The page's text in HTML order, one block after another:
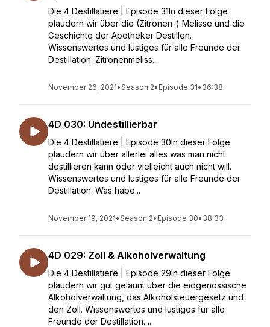
Die 4 Destillatiere | Episode 31In dieser Folge
plaudern wir über die (Zitronen-) Melisse und die
Geschichte der Apotheker Destillen.
Wissenswertes und lustiges für alle Freunde der
Destillation. Zitronenmeliss...
November 26, 2021•Season 2• Episode 31• 36:38
4D 030: Undestillierbar
Die 4 Destillatiere | Episode 30In dieser Folge
plaudern wir über allerlei alles was man nicht
destillieren kann oder vielleicht auch nicht will.
Wissenswertes und lustiges für alle Freunde der
Destillation. Was habe...
November 19, 2021•Season 2• Episode 30• 38:33
4D 029: Zoll & Alkoholverwaltung
Die 4 Destillatiere | Episode 29In dieser Folge
plaudern wir gut gelaunt über die eidgenössische
Alkoholverwaltung, das Alkoholsteuergesetz und
den Zoll. Wissenswertes und lustiges für alle
Freunde der Destillation. ...